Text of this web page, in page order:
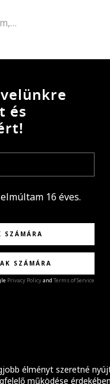
élményt szeretné
működése
Nuit de Beaute éjszakai krém, 50ml
és
16 éves.
SZÁMÁRA
SZÁMÁRA
Privacy Policyand Terms of Service
és stílustippjeinket!